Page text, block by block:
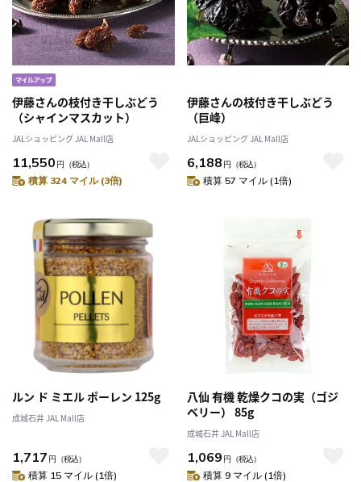
伊藤さんの枝付き干しぶどう
（シャインマスカット）
JALショッピング JAL Mall店
11,550 円 （税込）
積算 324 マイル (3倍)
伊藤さんの枝付き干しぶどう
（巨峰）
JALショッピング JAL Mall店
6,188 円 （税込）
積算 57 マイル (1倍)
ルン ド ミエル ポーレン 125g
成城石井 JAL Mall店
1,717 円 （税込）
積算 15 マイル (1倍)
八仙 有機 乾燥クコの実（ゴジ
ベリー） 85g
成城石井 JAL Mall店
1,069 円 （税込）
積算 9 マイル (1倍)